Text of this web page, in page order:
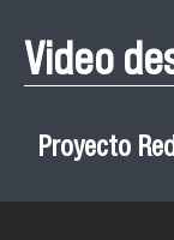
Video
Proyecto